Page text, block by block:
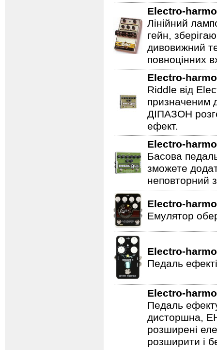
Electro-
Лінійний
гейн,
дивовижний
повноцінних
Electro-
Riddle від
призначеним
ДІПАЗОН
ефект.
Electro-
Басова
зможете
неповторний
Electro-
Емулятор
Electro-
Педаль
Electro-
Педаль
дисторшна,
розширені
розширити і